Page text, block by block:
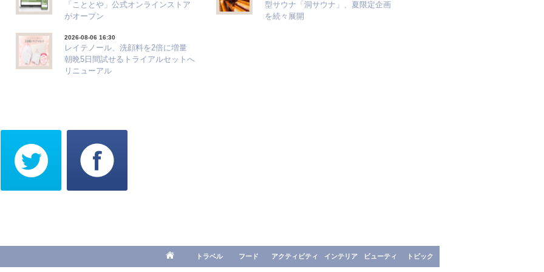
「こととや」公式オンラインストア
がオープン
型サウナ「洞サウナ」、夏限定企画
を続々展開
2026-08-06 16:30
レイテノール、洗顔料を2倍に増量
朝晩5日間試せるトライアルセットへ
リニューアル
トラベル フード アクティビティ インテリア ビューティ トピック